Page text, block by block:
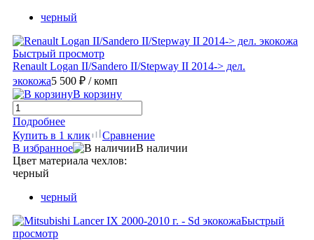
черный
Быстрый просмотр
Renault Logan II/Sandero II/Stepway II 2014-> дел.
экокожа5 500 ₽ / комп
В корзину
Подробнее
Купить в 1 клик
Сравнение
В избранное
В наличии
Цвет материала чехлов:
черный
черный
Быстрый
просмотр